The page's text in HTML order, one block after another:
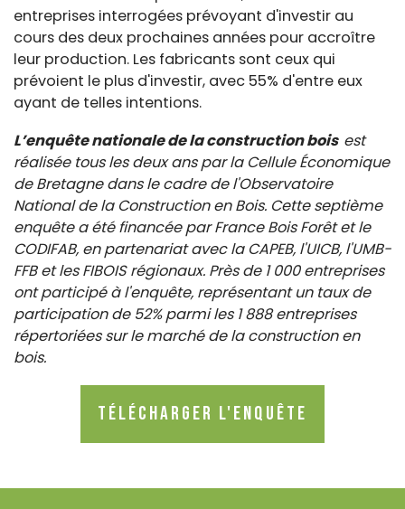
entreprises interrogées prévoyant d'investir au
cours des deux prochaines années pour accroître
leur production. Les fabricants sont ceux qui
prévoient le plus d'investir, avec 55% d'entre eux
ayant de telles intentions.
L’enquête nationale de la construction bois est
réalisée tous les deux ans par la Cellule Économique
de Bretagne dans le cadre de l'Observatoire
National de la Construction en Bois. Cette septième
enquête a été financée par France Bois Forêt et le
CODIFAB, en partenariat avec la CAPEB, l'UICB, l'UMB-
FFB et les FIBOIS régionaux. Près de 1 000 entreprises
ont participé à l'enquête, représentant un taux de
participation de 52% parmi les 1 888 entreprises
répertoriées sur le marché de la construction en
bois.
Télécharger l'enquête